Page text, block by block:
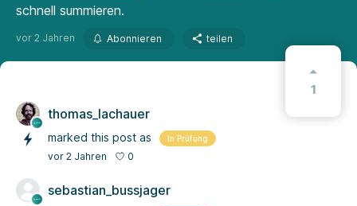
schnell summieren.
vor 2 Jahren Abonnieren teilen
1
thomas_lachauer
marked this post as In Prüfung
vor 2 Jahren 0
sebastian_bussjager